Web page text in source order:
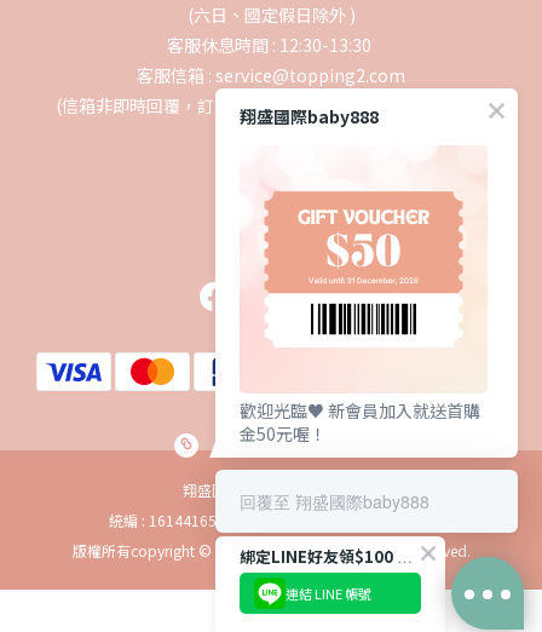
立即購買
(六日、國定假日除外 )
客服休息時間 : 12:30-13:30
客服信箱 : service@topping2.com
(信箱非即時回覆，訂單事宜請轉聯絡我們或撥打客服專線)
追蹤我們
翔盛國際貿易股份有限公司
統編 : 16144165 地址 : 台北市內湖區瑞光路605號
版權所有copyright © 2019 baby888 Inc. All Rights Reserved.
翔盛國際baby888
歡迎光臨♥️ 新會員加入就送首購
金50元喔！
回覆至 翔盛國際baby888
綁定LINE好友領$100 購物金
連結 LINE 帳號